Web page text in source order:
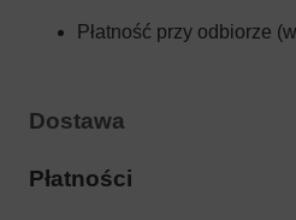
Płatność przy odbiorze
Dostawa
Płatności